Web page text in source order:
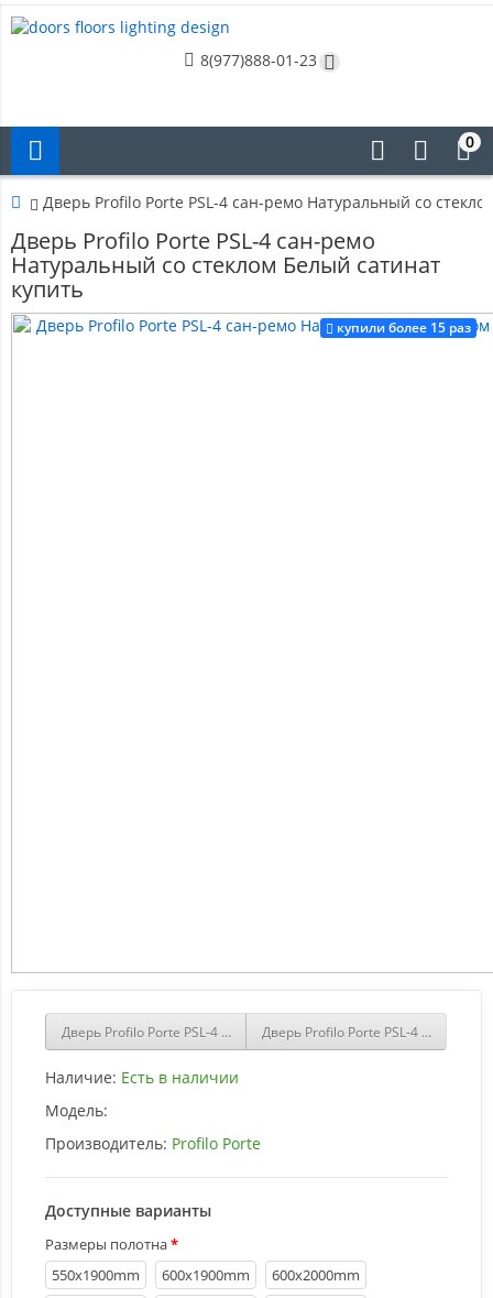
8(977)888-01-23
0
Дверь Profilo Porte PSL-4 сан-ремо Натуральный со
Дверь Profilo Porte PSL-4 сан-ремо
Натуральный со стеклом Белый сатинат
купить
купили более 15 раз
Дверь Profilo Porte PSL-4 сан-ремо Крем со стеклом Белый
Дверь Profilo Porte PSL-4 сан-ремо
Наличие: Есть в наличии
Модель:
Производитель: Profilo Porte
Доступные варианты
Размеры полотна
550х1900mm
600х1900mm
600х2000mm